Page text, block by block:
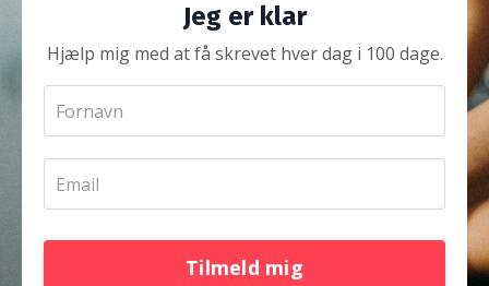
Jeg er klar
Hjælp mig med at få skrevet hver dag i 100 dage.
Tilmeld mig